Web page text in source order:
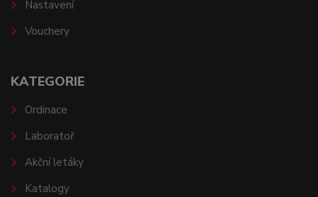
Nastavení
Vouchery
KATEGORIE
Ordinace
Laboratoř
Akční letáky
Katalogy